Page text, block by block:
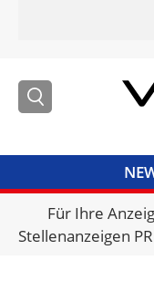
Für Ihre
Stellenanzeigen